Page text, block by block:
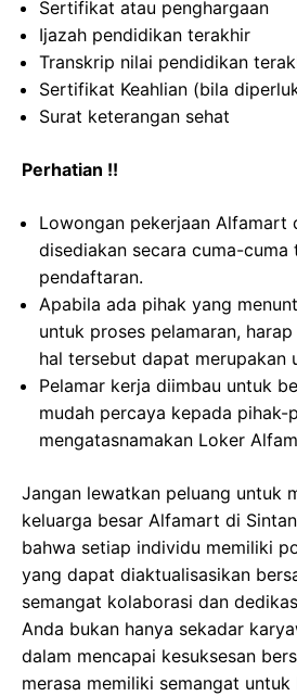
Sertifikat atau penghargaan
Ijazah pendidikan terakhir
Transkrip nilai pendidikan
Sertifikat Keahlian (bila
Surat keterangan sehat
Perhatian !!
Lowongan pekerjaan Alfamart
disediakan secara cuma-cuma
pendaftaran.
Apabila ada pihak yang
untuk proses pelamaran,
hal tersebut dapat merupakan
Pelamar kerja diimbau untuk
mudah percaya kepada pihak-
mengatasnamakan Loker
Jangan lewatkan peluang untuk
keluarga besar Alfamart di
bahwa setiap individu memiliki
yang dapat diaktualisasikan
semangat kolaborasi dan
Anda bukan hanya sekadar
dalam mencapai kesuksesan
merasa memiliki semangat